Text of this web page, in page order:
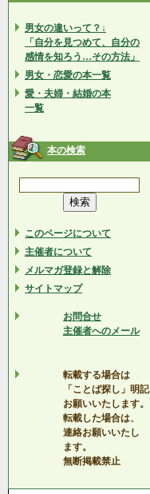
男女の違いって？↓
「自分を見つめて、自分の
感情を知ろう…その方法」
男女・恋愛の本一覧
愛・夫婦・結婚の本
一覧
本の検索
このページについて
主催者について
メルマガ登録と解除
サイトマップ
お問合せ
主催者へのメール
転載する場合は
「ことば探し」明記
お願いいたします。
転載した場合は、
連絡お願いいたし
ます。
無断掲載禁止